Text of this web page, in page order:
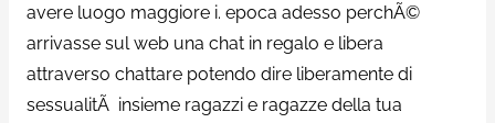
avere luogo maggiore i. epoca adesso perchÃ©
arrivasse sul web una chat in regalo e libera
attraverso chattare potendo dire liberamente di
sessualitÃ insieme ragazzi e ragazze della tua